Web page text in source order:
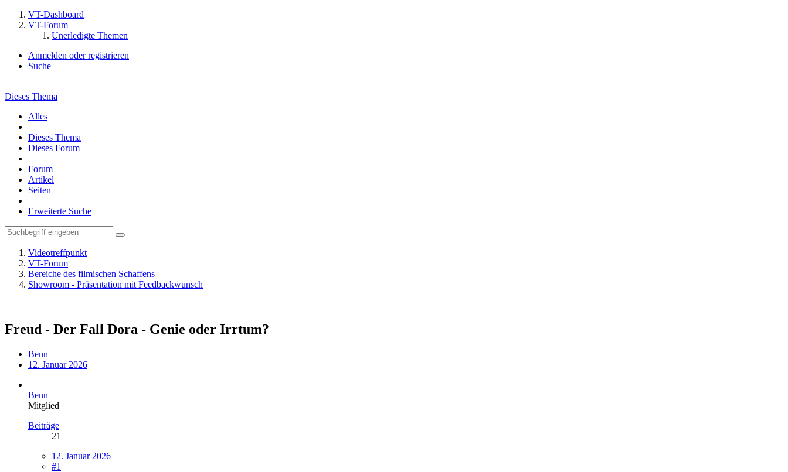
VT-Dashboard
VT-Forum
Unerledigte Themen
Anmelden oder registrieren
Suche
Dieses Thema
Alles
Dieses Thema
Dieses Forum
Forum
Artikel
Seiten
Erweiterte Suche
Videotreffpunkt
VT-Forum
Bereiche des filmischen Schaffens
Showroom - Präsentation mit Feedbackwunsch
Freud - Der Fall Dora - Genie oder Irrtum?
Benn
12. Januar 2026
Benn
Mitglied
Beiträge
21
12. Januar 2026
#1